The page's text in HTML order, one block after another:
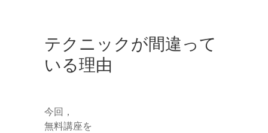
テクニックが間違って
いる理由
今回，
無料講座を